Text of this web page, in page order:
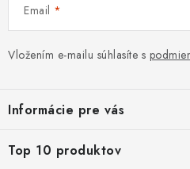
Email
Vložením e-mailu súhlasíte s
p
ä
Informácie pre vás
Top 10 produktov